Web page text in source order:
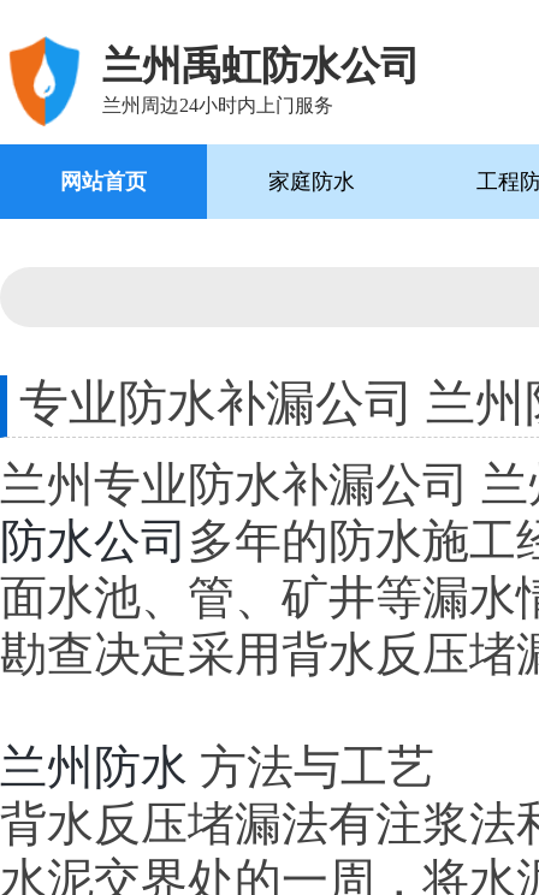
兰州禹虹防水公司
兰州周边24小时内上门服务
网站首页 家庭防水 工程
专业防水补漏公司 兰
兰州专业防水补漏公司
防水公司 多年的防水施工
面水池、管、矿井等漏水
勘查决定采用背水反压堵
兰州防水 方法与工艺
背水反压堵漏法有注浆法
水泥交界处的一周，将水